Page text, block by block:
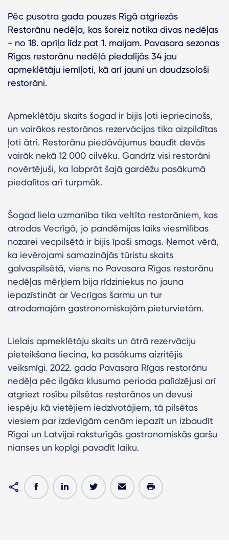
Pēc pusotra gada pauzes Rīgā atgriezās
Restorānu nedēļa, kas šoreiz notika divas nedēļas
- no 18. aprīļa līdz pat 1. maijam. Pavasara sezonas
Rīgas restorānu nedēļā piedalījās 34 jau
apmeklētāju iemīļoti, kā arī jauni un daudzsološi
restorāni.
Apmeklētāju skaits šogad ir bijis ļoti iepriecinošs,
un vairākos restorānos rezervācijas tika aizpildītas
ļoti ātri. Restorānu piedāvājumus baudīt devās
vairāk nekā 12 000 cilvēku. Gandrīz visi restorāni
novērtējuši, ka labprāt šajā gardēžu pasākumā
piedalītos arī turpmāk.
Šogad liela uzmanība tika veltīta restorāniem, kas
atrodas Vecrīgā, jo pandēmijas laiks viesmīlības
nozarei vecpilsētā ir bijis īpaši smags. Ņemot vērā,
ka ievērojami samazinājās tūristu skaits
galvaspilsētā, viens no Pavasara Rīgas restorānu
nedēļas mērķiem bija rīdziniekus no jauna
iepazīstināt ar Vecrīgas šarmu un tur
atrodamajām gastronomiskajām pieturvietām.
Lielais apmeklētāju skaits un ātrā rezervāciju
pieteikšana liecina, ka pasākums aizritējis
veiksmīgi. 2022. gada Pavasara Rīgas restorānu
nedēļa pēc ilgāka klusuma perioda palīdzējusi arī
atgriezt rosību pilsētas restorānos un devusi
iespēju kā vietējiem iedzīvotājiem, tā pilsētas
viesiem par izdevīgām cenām iepazīt un izbaudīt
Rīgai un Latvijai raksturīgās gastronomiskās garšu
nianses un kopīgi pavadīt laiku.